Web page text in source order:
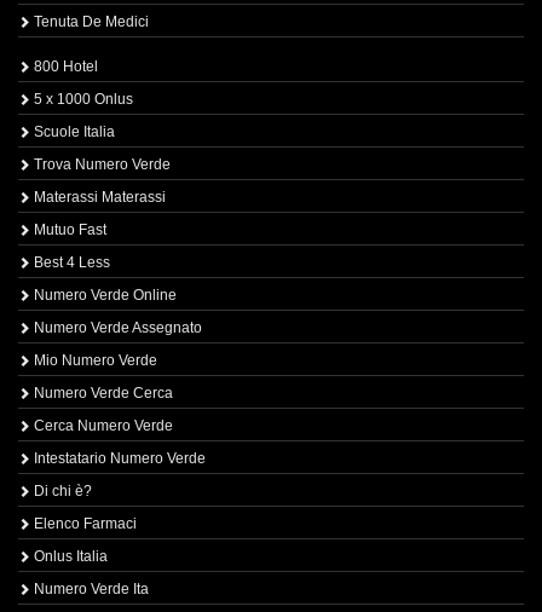
Tenuta De Medici
800 Hotel
5 x 1000 Onlus
Scuole Italia
Trova Numero Verde
Materassi Materassi
Mutuo Fast
Best 4 Less
Numero Verde Online
Numero Verde Assegnato
Mio Numero Verde
Numero Verde Cerca
Cerca Numero Verde
Intestatario Numero Verde
Di chi è?
Elenco Farmaci
Onlus Italia
Numero Verde Ita